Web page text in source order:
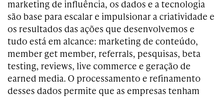
marketing de influência, os dados e a tecnologia
são base para escalar e impulsionar a criatividade e
os resultados das ações que desenvolvemos e
tudo está em alcance: marketing de conteúdo,
member get member, referrals, pesquisas, beta
testing, reviews, live commerce e geração de
earned media. O processamento e refinamento
desses dados permite que as empresas tenham